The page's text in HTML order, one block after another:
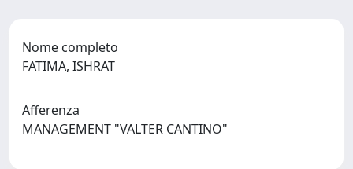
Nome completo
FATIMA, ISHRAT
Afferenza
MANAGEMENT "VALTER CANTINO"